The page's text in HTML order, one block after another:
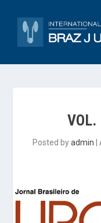
Posted byadmin